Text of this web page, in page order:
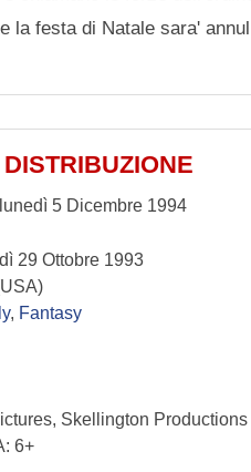
la festa di Natale sara'
lunedì 5 Dicembre 1994
29 Ottobre 1993
, Fantasy
Skellington
6+